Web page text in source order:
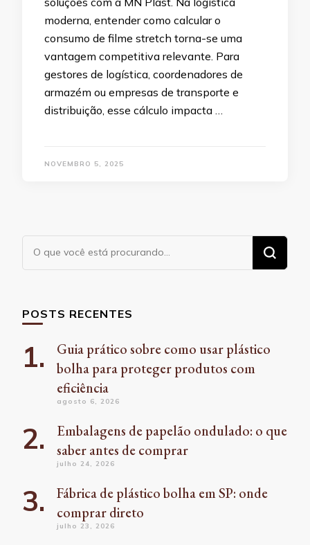
moderna, entender como calcular o
consumo de filme stretch torna-se uma
vantagem competitiva relevante. Para
gestores de logística, coordenadores de
armazém ou empresas de transporte e
distribuição, esse cálculo impacta …
NOVEMBRO 5, 2025
POSTS RECENTES
Guia prático sobre como usar plástico
bolha para proteger produtos com
eficiência
agosto 6, 2026
Embalagens de papelão ondulado: o que
saber antes de comprar
julho 24, 2026
Fábrica de plástico bolha em SP: onde
comprar direto
julho 23, 2026